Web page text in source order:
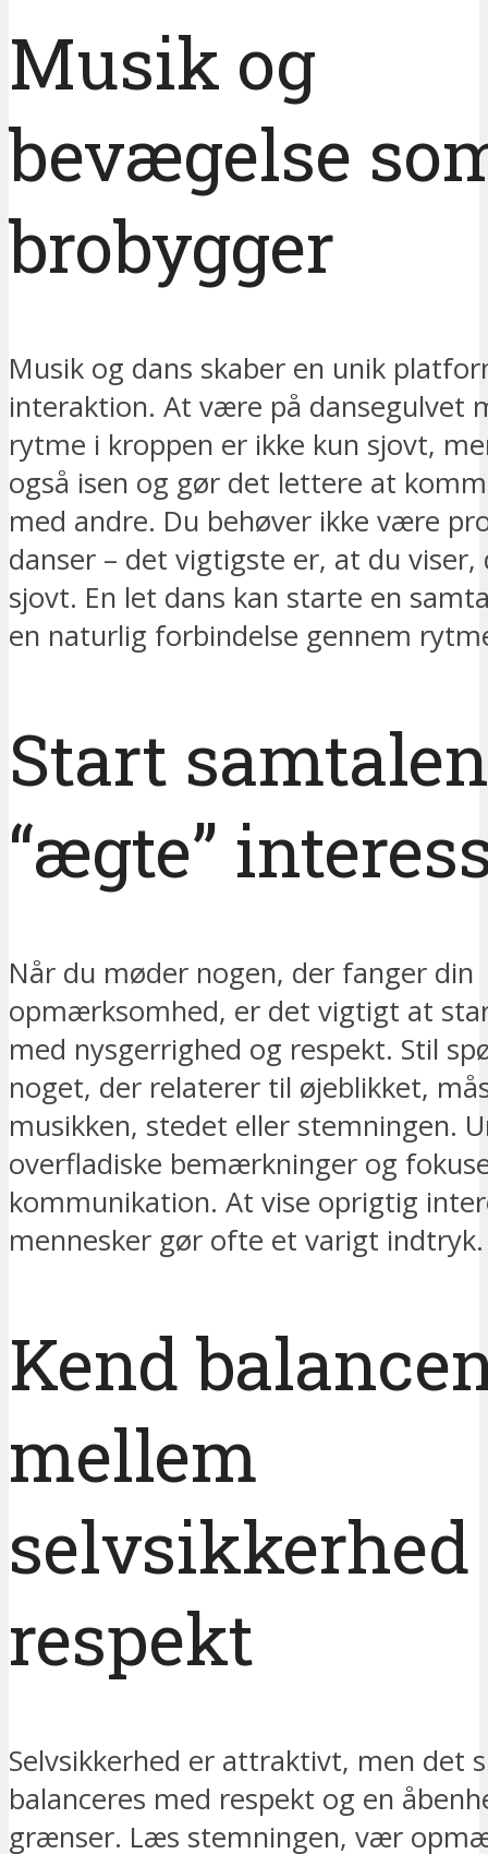
Musik og
bevægelse
brobygger
Musik og dans skaber en unik
interaktion. At være på dansegulvet
rytme i kroppen er ikke kun sjovt,
også isen og gør det lettere at
med andre. Du behøver ikke være
danser – det vigtigste er, at du viser,
sjovt. En let dans kan starte en
en naturlig forbindelse gennem
Start
“ægte”
Når du møder nogen, der fanger din
opmærksomhed, er det vigtigt at
med nysgerrighed og respekt. Stil
noget, der relaterer til øjeblikket,
musikken, stedet eller stemningen.
overfladiske bemærkninger og
kommunikation. At vise oprigtig
mennesker gør ofte et varigt indtryk.
Kend
mellem
selvsikkerhed
respekt
Selvsikkerhed er attraktivt, men det
balanceres med respekt og en
grænser. Læs stemningen, vær